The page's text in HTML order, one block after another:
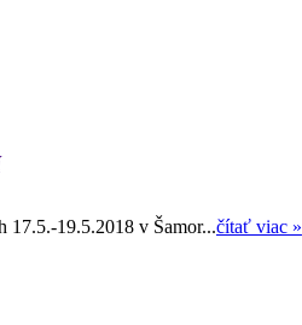
17.5.-19.5.2018 v Šamor...čítať viac »